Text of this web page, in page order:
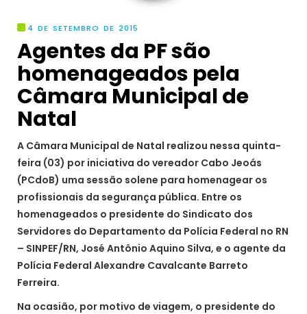
4 DE SETEMBRO DE 2015
Agentes da PF são
homenageados pela
Câmara Municipal de
Natal
A Câmara Municipal de Natal realizou nessa quinta-
feira (03) por iniciativa do vereador Cabo Jeoás
(PCdoB) uma sessão solene para homenagear os
profissionais da segurança pública. Entre os
homenageados o presidente do Sindicato dos
Servidores do Departamento da Polícia Federal no RN
– SINPEF/RN, José Antônio Aquino Silva, e o agente da
Polícia Federal Alexandre Cavalcante Barreto
Ferreira.
Na ocasião, por motivo de viagem, o presidente do